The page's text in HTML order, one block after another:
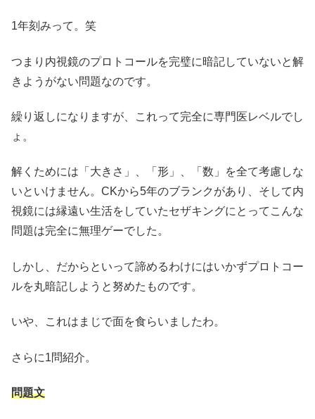
1年刻みって。笑
つまり内視鏡のプロトコールを完璧に暗記していないと解
きようがない問題なのです。
繰り返しになりますが、これって完全に専門医レベルでし
ょ。
解くためには「大きさ」、「形」、「数」を全て考慮しな
いといけません。CKから5年のブランクがあり、そして内
視鏡には縁遠い生活をしていたセザキングにとってこんな
問題は完全に無理ゲーでした。
しかし、だからといって諦めるわけにはいかずプロトコー
ルを丸暗記しようと努めたものです。
いや、これはまじで面を食らいましたわ。
さらに1問紹介。
問題文